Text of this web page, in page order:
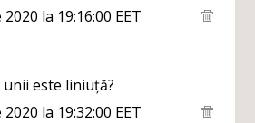
la 19:16:00 EET
unii este liniuță?
la 19:32:00 EET